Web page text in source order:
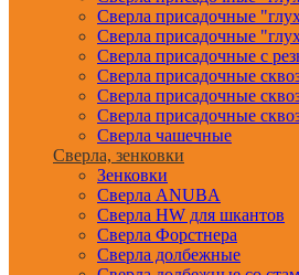
Сверла присадочные
Сверла присадочные
Сверла присадочные с
Сверла присадочные
Сверла присадочные
Сверла присадочные
Сверла чашечные
Сверла, зенковки
Зенковки
Сверла ANUBA
Сверла HW для шкантов
Сверла Форстнера
Сверла долбежные